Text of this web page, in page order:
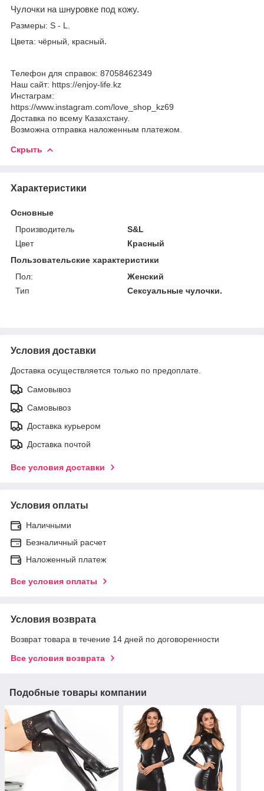
Чулочки на шнуровке под кожу.
Размеры: S - L.
Цвета: чёрный, красный.
Телефон для справок: 87058462349
Наш сайт: https://enjoy-life.kz
Инстаграм:
https://www.instagram.com/love_shop_kz69
Доставка по всему Казахстану.
Возможна отправка наложенным платежом.
Скрыть
Характеристики
Основные
Производитель
S&L
Цвет
Красный
Пользовательские характеристики
Пол:
Женский
Тип
Сексуальные чулочки.
Условия доставки
Доставка осуществляется только по предоплате.
Самовывоз
Самовывоз
Доставка курьером
Доставка почтой
Все условия доставки
Условия оплаты
Наличными
Безналичный расчет
Наложенный платеж
Все условия оплаты
Условия возврата
Возврат товара в течение 14 дней по договоренности
Все условия возврата
Подобные товары компании